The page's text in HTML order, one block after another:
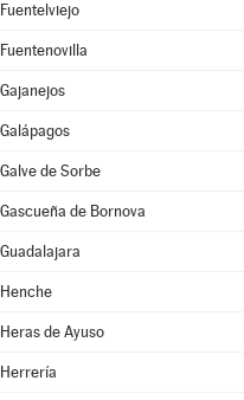
Fuentelviejo
Fuentenovilla
Gajanejos
Galápagos
Galve de Sorbe
Gascueña de Bornova
Guadalajara
Henche
Heras de Ayuso
Herrería